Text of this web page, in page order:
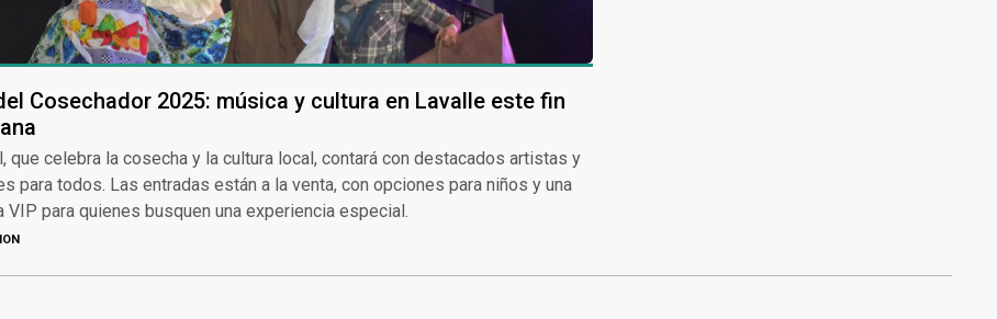
Cosechador 2025: música y cultura en Lavalle este fin
que celebra la cosecha y la cultura local, contará con destacados artistas y
para todos. Las entradas están a la venta, con opciones para niños y una
VIP para quienes busquen una experiencia especial.